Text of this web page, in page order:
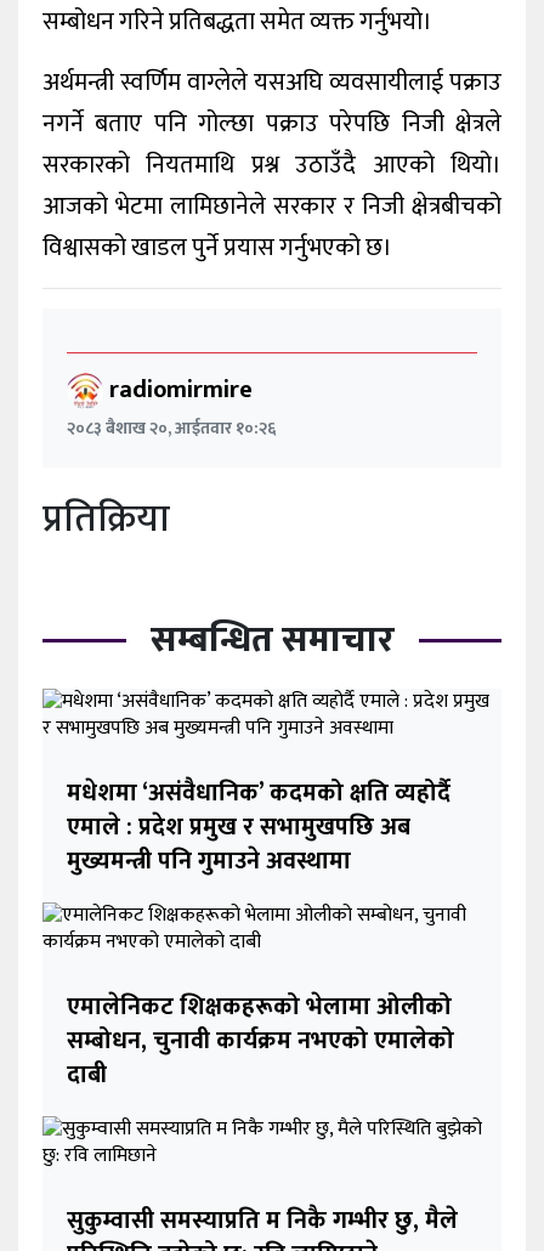
सम्बोधन गरिने प्रतिबद्धता समेत व्यक्त गर्नुभयो।
अर्थमन्त्री स्वर्णिम वाग्लेले यसअघि व्यवसायीलाई पक्राउ
नगर्ने बताए पनि गोल्छा पक्राउ परेपछि निजी क्षेत्रले
सरकारको नियतमाथि प्रश्न उठाउँदै आएको थियो।
आजको भेटमा लामिछानेले सरकार र निजी क्षेत्रबीचको
विश्वासको खाडल पुर्ने प्रयास गर्नुभएको छ।
radiomirmire
२०८३ बैशाख २०, आईतवार १०:२६
प्रतिक्रिया
सम्बन्धित समाचार
मधेशमा ‘असंवैधानिक’ कदमको क्षति व्यहोर्दै
एमाले : प्रदेश प्रमुख र सभामुखपछि अब
मुख्यमन्त्री पनि गुमाउने अवस्थामा
एमालेनिकट शिक्षकहरूको भेलामा ओलीको
सम्बोधन, चुनावी कार्यक्रम नभएको एमालेको
दाबी
सुकुम्वासी समस्याप्रति म निकै गम्भीर छु, मैले